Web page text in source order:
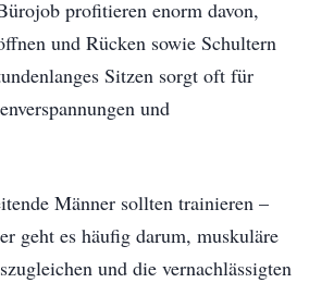
profitieren enorm davon,
und Rücken sowie Schultern
Sitzen sorgt oft für
und
Männer sollten trainieren –
geht es häufig darum, muskuläre
und die vernachlässigten